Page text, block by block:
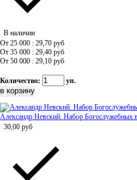
В наличии
От 25 000 : 29,70 руб
От 35 000 : 29,40 руб
От 50 000 : 29,10 руб
Количество: уп.
Александр Невский. Набор Богослужебных
30,00 руб